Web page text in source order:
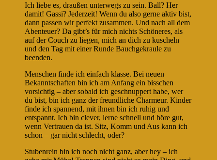
Ich liebe es, draußen unterwegs zu sein. Ball? Her
damit! Gassi? Jederzeit! Wenn du also gerne aktiv bist,
dann passen wir perfekt zusammen. Und nach all dem
Abenteuer? Da gibt’s für mich nichts Schöneres, als
auf der Couch zu liegen, mich an dich zu kuscheln
und den Tag mit einer Runde Bauchgekraule zu
beenden.
Menschen finde ich einfach klasse. Bei neuen
Bekanntschaften bin ich am Anfang ein bisschen
vorsichtig – aber sobald ich geschnuppert habe, wer
du bist, bin ich ganz der freundliche Charmeur. Kinder
finde ich spannend, mit ihnen bin ich ruhig und
entspannt. Ich bin clever, lerne schnell und höre gut,
wenn Vertrauen da ist. Sitz, Komm und Aus kann ich
schon – gar nicht schlecht, oder?
Stubenrein bin ich noch nicht ganz, aber hey – ich